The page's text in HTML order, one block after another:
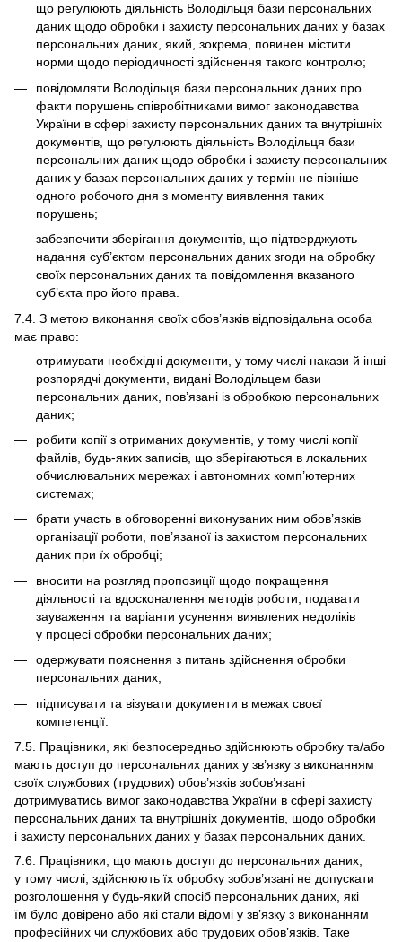
що регулюють діяльність Володільця бази персональних
даних щодо обробки і захисту персональних даних у базах
персональних даних, який, зокрема, повинен містити
норми щодо періодичності здійснення такого контролю;
повідомляти Володільця бази персональних даних про
факти порушень співробітниками вимог законодавства
України в сфері захисту персональних даних та внутрішніх
документів, що регулюють діяльність Володільця бази
персональних даних щодо обробки і захисту персональних
даних у базах персональних даних у термін не пізніше
одного робочого дня з моменту виявлення таких
порушень;
забезпечити зберігання документів, що підтверджують
надання суб’єктом персональних даних згоди на обробку
своїх персональних даних та повідомлення вказаного
суб’єкта про його права.
7.4. З метою виконання своїх обов’язків відповідальна особа
має право:
отримувати необхідні документи, у тому числі накази й інші
розпорядчі документи, видані Володільцем бази
персональних даних, пов’язані із обробкою персональних
даних;
робити копії з отриманих документів, у тому числі копії
файлів, будь-яких записів, що зберігаються в локальних
обчислювальних мережах і автономних комп’ютерних
системах;
брати участь в обговоренні виконуваних ним обов’язків
організації роботи, пов’язаної із захистом персональних
даних при їх обробці;
вносити на розгляд пропозиції щодо покращення
діяльності та вдосконалення методів роботи, подавати
зауваження та варіанти усунення виявлених недоліків
у процесі обробки персональних даних;
одержувати пояснення з питань здійснення обробки
персональних даних;
підписувати та візувати документи в межах своєї
компетенції.
7.5. Працівники, які безпосередньо здійснюють обробку та/або
мають доступ до персональних даних у зв’язку з виконанням
своїх службових (трудових) обов’язків зобов’язані
дотримуватись вимог законодавства України в сфері захисту
персональних даних та внутрішніх документів, щодо обробки
і захисту персональних даних у базах персональних даних.
7.6. Працівники, що мають доступ до персональних даних,
у тому числі, здійснюють їх обробку зобов’язані не допускати
розголошення у будь-який спосіб персональних даних, які
їм було довірено або які стали відомі у зв’язку з виконанням
професійних чи службових або трудових обов’язків. Таке